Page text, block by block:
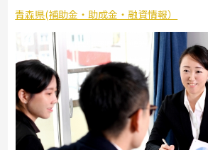
青森県(補助金・助成金・融資情報）